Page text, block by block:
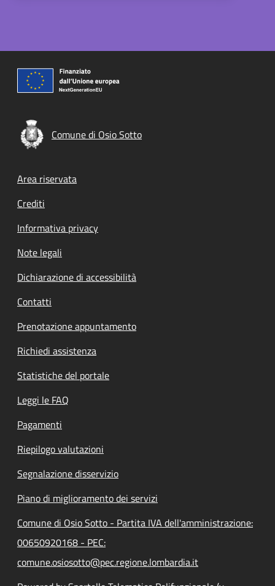
Comune di Osio Sotto
Footer menu
Area riservata
Crediti
Informativa privacy
Note legali
Dichiarazione di accessibilità
Contatti
Prenotazione appuntamento
Richiedi assistenza
Statistiche del portale
Leggi le FAQ
Pagamenti
Riepilogo valutazioni
Segnalazione disservizio
Piano di miglioramento dei servizi
Comune di Osio Sotto - Partita IVA dell'amministrazione:
00650920168 - PEC:
comune.osiosotto@pec.regione.lombardia.it